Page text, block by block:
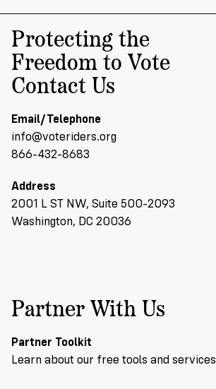
Protecting the
Freedom to Vote
Contact Us
Email/Telephone
info@voteriders.org
866-432-8683
Address
2001 L ST NW, Suite 500-2093
Washington, DC 20036
Partner With Us
Partner Toolkit
Learn about our free tools and services